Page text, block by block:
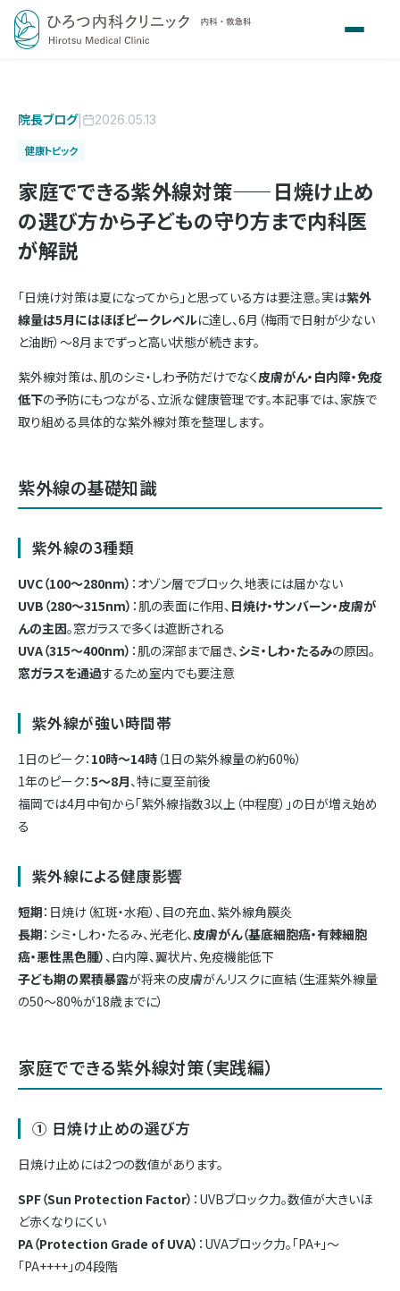
院長ブログ| 2026.05.13
健康トピック
家庭でできる紫外線対策——日焼け止め
の選び方から子どもの守り方まで内科医
が解説
「日焼け対策は夏になってから」と思っている方は要注意。実は紫外
線量は5月にはほぼピークレベルに達し、6月（梅雨で日射が少ない
と油断）〜8月までずっと高い状態が続きます。
紫外線対策は、肌のシミ・しわ予防だけでなく皮膚がん・白内障・免疫
低下の予防にもつながる、立派な健康管理です。本記事では、家族で
取り組める具体的な紫外線対策を整理します。
紫外線の基礎知識
紫外線の3種類
UVC（100〜280nm） ：オゾン層でブロック、地表には届かない
UVB（280〜315nm） ：肌の表面に作用、 日焼け・サンバーン・皮膚が
んの主因。窓ガラスで多くは遮断される
UVA（315〜400nm） ：肌の深部まで届き、シミ・しわ・たるみの原因。
窓ガラスを通過するため室内でも要注意
紫外線が強い時間帯
1日のピーク： 10時〜14時 （1日の紫外線量の約60%）
1年のピーク：5〜8月、特に夏至前後
福岡では4月中旬から「紫外線指数3以上（中程度）」の日が増え始め
る
紫外線による健康影響
短期：日焼け（紅斑・水疱）、目の充血、紫外線角膜炎
長期：シミ・しわ・たるみ、光老化、皮膚がん（基底細胞癌・有棘細胞
癌・悪性黒色腫） 、白内障、翼状片、免疫機能低下
子ども期の累積暴露が将来の皮膚がんリスクに直結（生涯紫外線量
の50〜80%が18歳までに）
家庭でできる紫外線対策（実践編）
① 日焼け止めの選び方
日焼け止めには2つの数値があります。
SPF（Sun Protection Factor） ：UVBブロック力。数値が大きいほ
ど赤くなりにくい
PA（Protection Grade of UVA） ：UVAブロック力。「PA+」〜
「PA++++」の4段階